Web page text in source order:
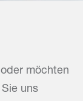
möchten
uns